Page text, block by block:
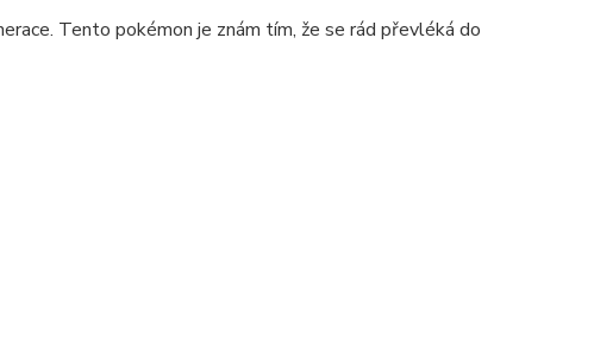
Tento pokémon je znám tím, že se rád převléká do